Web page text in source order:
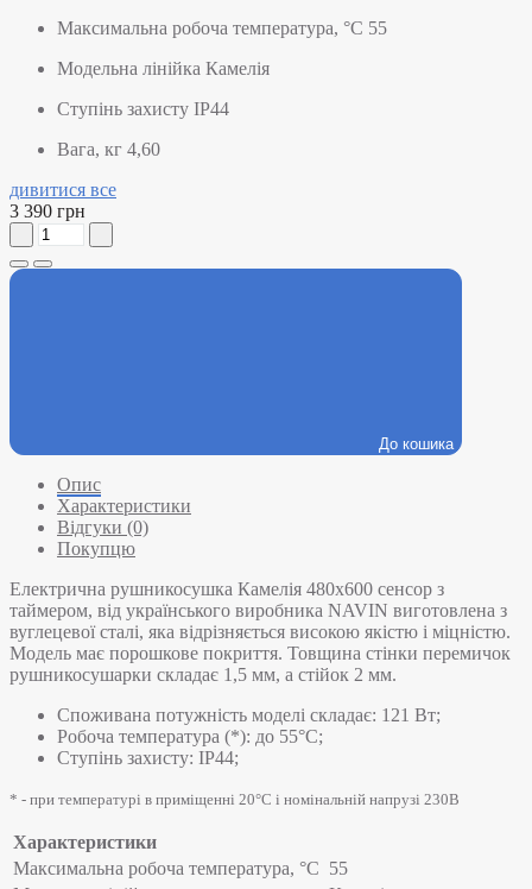
Максимальна робоча температура, °C 55
Модельна лінійка Камелія
Ступінь захисту IP44
Вага, кг 4,60
дивитися все
3 390 грн
До кошика
Опис
Характеристики
Відгуки (0)
Покупцю
Електрична рушникосушка Камелія 480х600 сенсор з
таймером, від українського виробника NAVIN виготовлена з
вуглецевої сталі, яка відрізняється високою якістю і міцністю.
Модель має порошкове покриття. Товщина стінки перемичок
рушникосушарки складає 1,5 мм, а стійок 2 мм.
Споживана потужність моделі складає: 121 Вт;
Робоча температура (*): до 55°C;
Ступінь захисту: IP44;
* - при температурі в приміщенні 20°С і номінальній напрузі 230В
Характеристики
Максимальна робоча температура, °C 55